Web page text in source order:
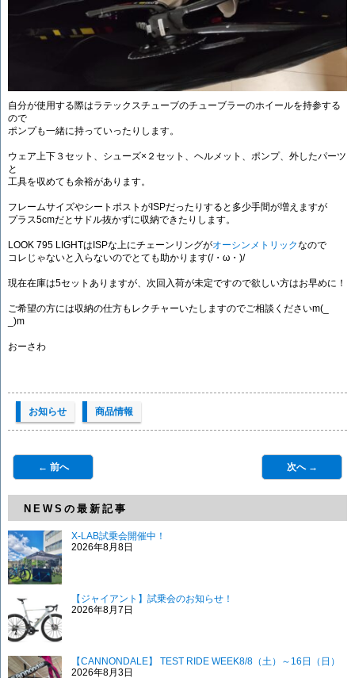
自分が使用する際はラテックスチューブのチューブラーのホイールを持参する
ので
ポンプも一緒に持っていったりします。
ウェア上下３セット、シューズ×２セット、ヘルメット、ポンプ、外したパーツ
と
工具を収めても余裕があります。
フレームサイズやシートポストがISPだったりすると多少手間が増えますが
プラス5cmだとサドル抜かずに収納できたりします。
LOOK 795 LIGHTはISPな上にチェーンリングがオーシンメトリックなので
コレじゃないと入らないのでとても助かります(/・ω・)/
現在在庫は5セットありますが、次回入荷が未定ですので欲しい方はお早めに！
ご希望の方には収納の仕方もレクチャーいたしますのでご相談くださいm(_
_)m
おーさわ
お知らせ 商品情報
← 前へ 次へ →
NEWSの最新記事
X-LAB試乗会開催中！
2026年8月8日
【ジャイアント】試乗会のお知らせ！
2026年8月7日
【CANNONDALE】 TEST RIDE WEEK8/8（土）～16日（日）
2026年8月3日